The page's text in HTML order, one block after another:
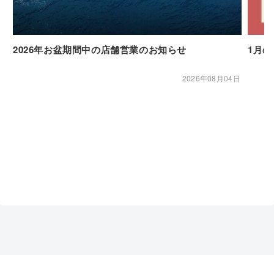
2026年お盆期間中の店舗営業のお知らせ
2026年08月04日
1月